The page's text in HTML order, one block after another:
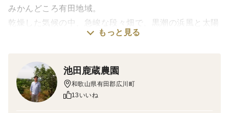
みかんどころ有田地域。
乾燥した気候の中、急峻な段々畑で、黒潮の浜風と太陽
をたっぷり受けた有田みかんは、
そんな有田みかんの外皮を一つ一つ剥き、薄皮ごと、ま
るごとすりおろしました。
外皮の油分・雑味が入らず、みかんの美味しさと繊維が
もっと見る
池田鹿蔵農園
和歌山県有田郡広川町
13いいね